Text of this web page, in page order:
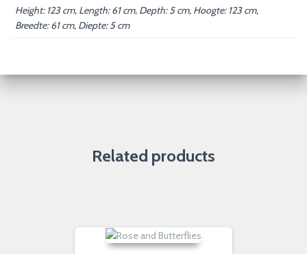
Height: 123 cm, Length: 61 cm, Depth: 5 cm, Hoogte: 123 cm,
Breedte: 61 cm, Diepte: 5 cm
Related products